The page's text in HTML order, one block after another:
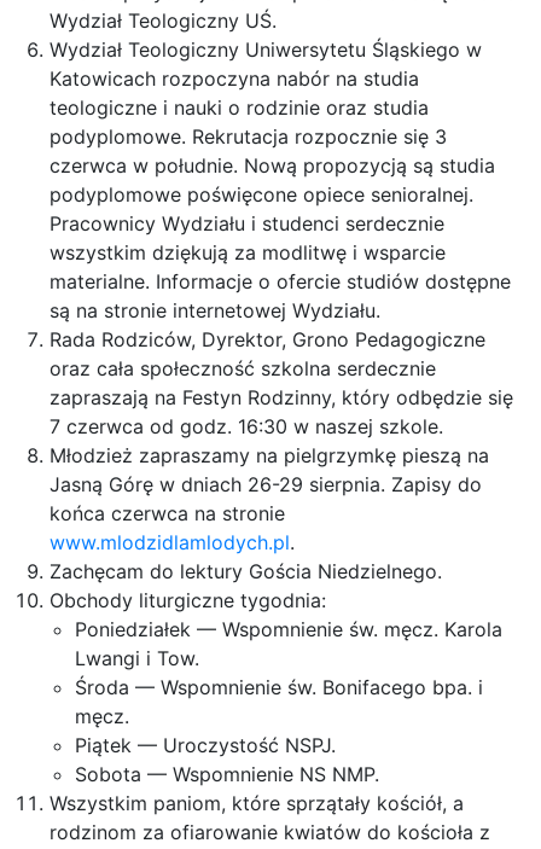
Wydział Teologiczny UŚ.
Wydział Teologiczny Uniwersytetu Śląskiego w
Katowicach rozpoczyna nabór na studia
teologiczne i nauki o rodzinie oraz studia
podyplomowe. Rekrutacja rozpocznie się 3
czerwca w południe. Nową propozycją są studia
podyplomowe poświęcone opiece senioralnej.
Pracownicy Wydziału i studenci serdecznie
wszystkim dziękują za modlitwę i wsparcie
materialne. Informacje o ofercie studiów dostępne
są na stronie internetowej Wydziału.
Rada Rodziców, Dyrektor, Grono Pedagogiczne
oraz cała społeczność szkolna serdecznie
zapraszają na Festyn Rodzinny, który odbędzie się
7 czerwca od godz. 16:30 w naszej szkole.
Młodzież zapraszamy na pielgrzymkę pieszą na
Jasną Górę w dniach 26-29 sierpnia. Zapisy do
końca czerwca na stronie
www.mlodzidlamlodych.pl.
Zachęcam do lektury Gościa Niedzielnego.
Obchody liturgiczne tygodnia:
Poniedziałek — Wspomnienie św. męcz. Karola
Lwangi i Tow.
Środa — Wspomnienie św. Bonifacego bpa. i
męcz.
Piątek — Uroczystość NSPJ.
Sobota — Wspomnienie NS NMP.
Wszystkim paniom, które sprzątały kościół, a
rodzinom za ofiarowanie kwiatów do kościoła z